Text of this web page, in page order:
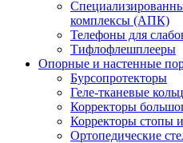
комплексы (АПК)
Телефоны для
Тифлофлешплееры
Опорные и настенные
Бурсопротекторы
Геле-тканевые
Корректоры
Корректоры стопы
Ортопедические